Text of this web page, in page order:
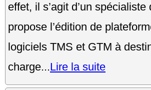
effet, il s’agit d’un spécialiste
propose l’édition de
logiciels TMS et GTM à
charge...Lire la suite